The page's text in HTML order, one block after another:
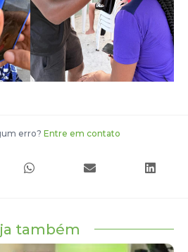
erro? Entre em contato
também